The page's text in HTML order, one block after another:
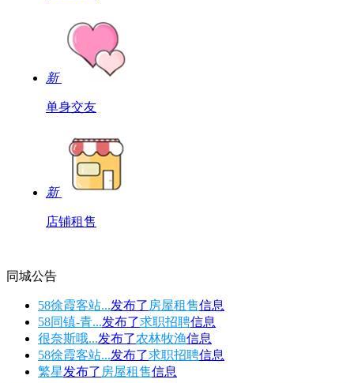
新
单身交友
新
店铺租售
同城公告
58徐霞客站...发布了 房屋租售信息
58同镇-青...发布了求职招聘信息
很奈斯哦...发布了农林牧渔信息
58徐霞客站...发布了求职招聘信息
繁星发布了 房屋租售信息